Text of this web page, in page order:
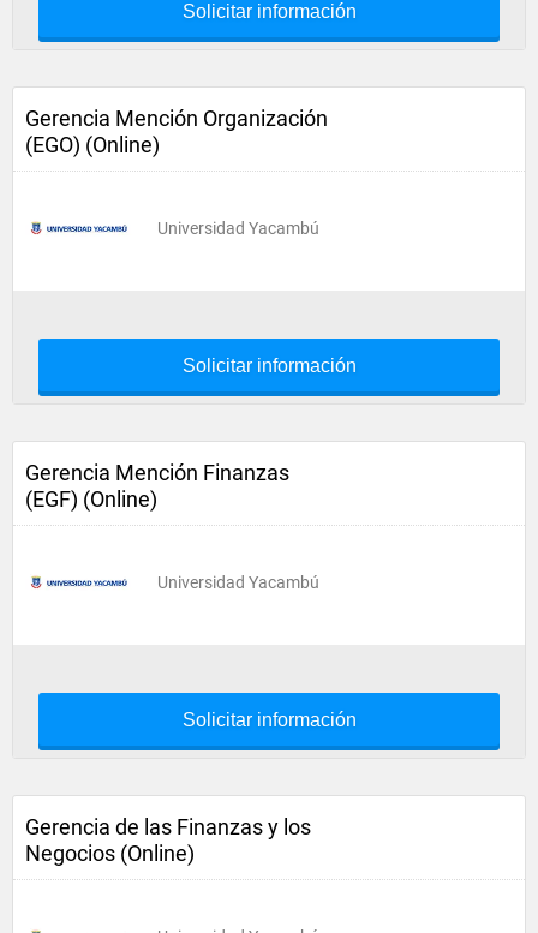
Solicitar información
Gerencia Mención Organización
(EGO) (Online)
Universidad Yacambú
Solicitar información
Gerencia Mención Finanzas
(EGF) (Online)
Universidad Yacambú
Solicitar información
Gerencia de las Finanzas y los
Negocios (Online)